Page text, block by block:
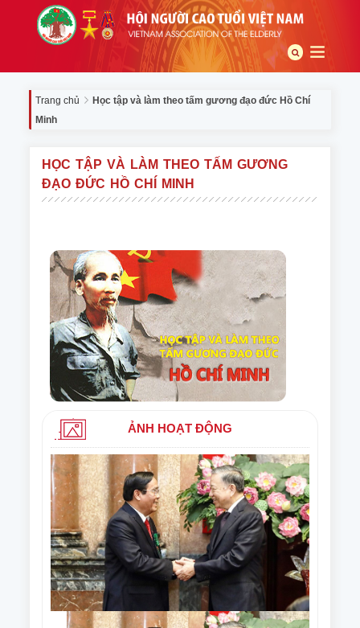
Trang chủ
Học tập và làm theo tấm gương đạo đức Hồ Chí
Minh
HỌC TẬP VÀ LÀM THEO TẤM GƯƠNG
ĐẠO ĐỨC HỒ CHÍ MINH
ẢNH HOẠT ĐỘNG